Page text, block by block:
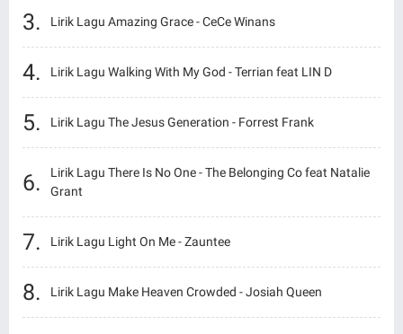
Lirik Lagu Amazing Grace - CeCe Winans
Lirik Lagu Walking With My God - Terrian feat LIN D
Lirik Lagu The Jesus Generation - Forrest Frank
Lirik Lagu There Is No One - The Belonging Co feat Natalie
Grant
Lirik Lagu Light On Me - Zauntee
Lirik Lagu Make Heaven Crowded - Josiah Queen